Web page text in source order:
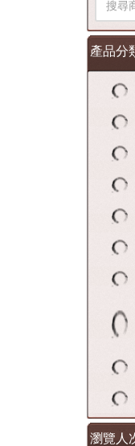
產品分
瀏覽人